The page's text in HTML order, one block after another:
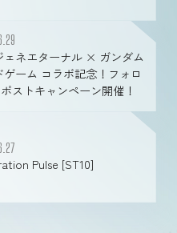
ェネエターナル × ガンダム
ゲーム コラボ記念！フォロ
ストキャンペーン開催！
Pulse [ST10]